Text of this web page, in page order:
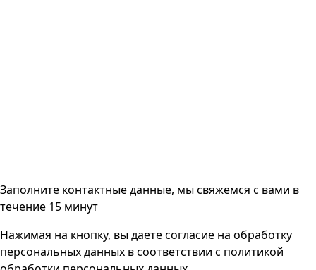
Заполните контактные данные, мы свяжемся с вами в
течение 15 минут
Нажимая на кнопку, вы даете согласие на обработку
персональных данных в соответствии с политикой